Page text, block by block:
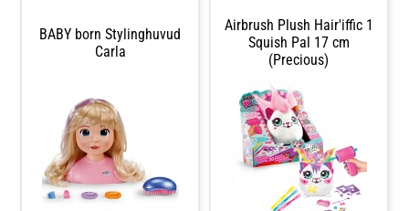
BABY born Stylinghuvud
Carla
Airbrush Plush Hair'iffic 1
Squish Pal 17 cm
(Precious)